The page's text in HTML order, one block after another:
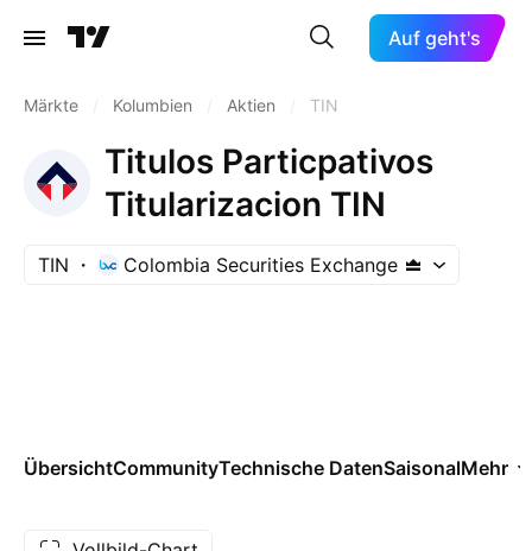
Auf geht's
Märkte Kolumbien Aktien TIN
Titulos Particpativos
Titularizacion TIN
TIN Colombia Securities Exchange
ÜbersichtCommunityTechnische DatenSaisonalMehr